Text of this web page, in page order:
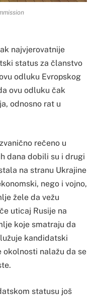
najvjerovatnije
status za članstvo
odluku Evropskog
ovu odluku čak
odnosno rat u
rečeno u
dana dobili su i drugi
na stranu Ukrajine
nego i vojno,
žele da vežu
uticaj Rusije na
koje smatraju da
kandidatski
nalažu da se
statusu još